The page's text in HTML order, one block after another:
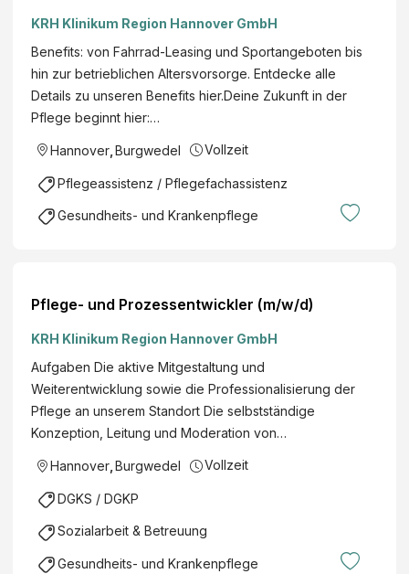
KRH Klinikum Region Hannover GmbH
Benefits: von Fahrrad-Leasing und Sportangeboten bis
hin zur betrieblichen Altersvorsorge. Entdecke alle
Details zu unseren Benefits hier.Deine Zukunft in der
Pflege beginnt hier:…
Hannover Burgwedel Vollzeit
Pflegeassistenz / Pflegefachassistenz
Gesundheits- und Krankenpflege
Pflege- und Prozessentwickler (m/w/d)
KRH Klinikum Region Hannover GmbH
Aufgaben Die aktive Mitgestaltung und
Weiterentwicklung sowie die Professionalisierung der
Pflege an unserem Standort Die selbstständige
Konzeption, Leitung und Moderation von…
Hannover Burgwedel Vollzeit
DGKS / DGKP
Sozialarbeit & Betreuung
Gesundheits- und Krankenpflege